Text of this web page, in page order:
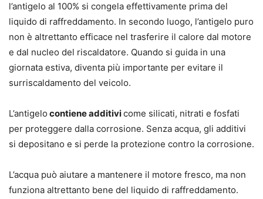
l’antigelo al 100% si congela effettivamente prima del
liquido di raffreddamento. In secondo luogo, l’antigelo puro
non è altrettanto efficace nel trasferire il calore dal motore
e dal nucleo del riscaldatore. Quando si guida in una
giornata estiva, diventa più importante per evitare il
surriscaldamento del veicolo.
L’antigelo contiene additivicome silicati, nitrati e fosfati
per proteggere dalla corrosione. Senza acqua, gli additivi
si depositano e si perde la protezione contro la corrosione.
L’acqua può aiutare a mantenere il motore fresco, ma non
funziona altrettanto bene del liquido di raffreddamento.